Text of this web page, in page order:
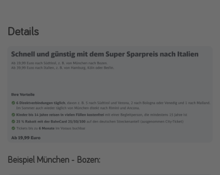
Details
Beispiel München - Bozen: